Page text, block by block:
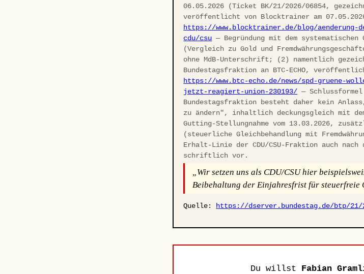
06.05.2026 (Ticket BK/21/2026/06854,
veröffentlicht von Blocktrainer am
https://www.blocktrainer.de/blog/
cdu/csu — Begründung mit dem
(Vergleich zu Gold und
ohne MdB-Unterschrift; (2) namentlich
Bundestagsfraktion an BTC-ECHO,
https://www.btc-echo.de/news/spd-gruene-
jetzt-reagiert-union-230193/ — Schlussformel
Bundestagsfraktion besteht daher kein
zu ändern", inhaltlich deckungsgleich mit
Gutting-Stellungnahme vom 13.03.2026,
(steuerliche Gleichbehandlung mit
Erhalt-Linie der CDU/CSU-Fraktion auch nach
schriftlich vor.
„Wir setzen uns als CDU/CSU hier
Beibehaltung der Einjahresfrist für steuerfreie
Quelle: https://dserver.bundestag.de/btp/21/
Du willst Fabian